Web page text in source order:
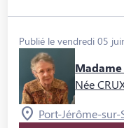
Publié le vendredi 05
Madame
Née
Port-Jérôme-sur-